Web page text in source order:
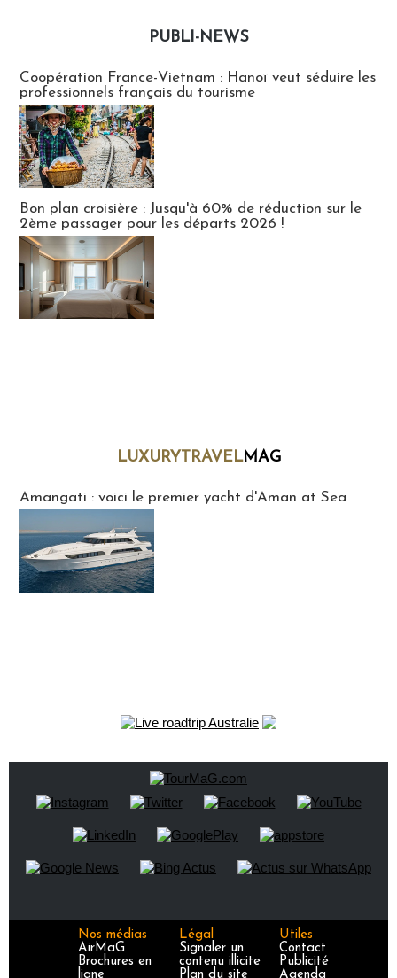
PUBLI-NEWS
Coopération France-Vietnam : Hanoï veut séduire les
professionnels français du tourisme
Bon plan croisière : Jusqu'à 60% de réduction sur le
2ème passager pour les départs 2026 !
LUXURYTRAVELMAG
Amangati : voici le premier yacht d'Aman at Sea
Nos médias
AirMaG
Brochures en
ligne
Légal
Signaler un
contenu illicite
Plan du site
Utiles
Contact
Publicité
Agenda